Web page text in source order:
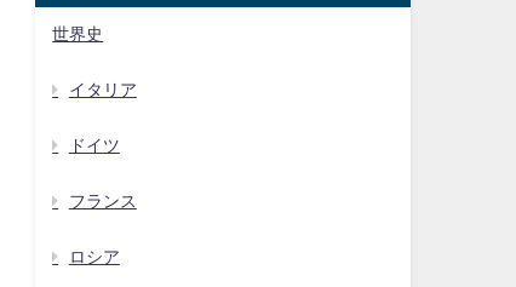
世界史
イタリア
ドイツ
フランス
ロシア